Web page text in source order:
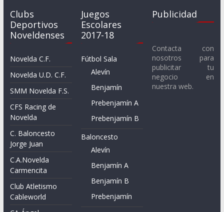
Clubs
Deportivos
Noveldenses
Novelda C.F.
Novelda U.D. C.F.
SMM Novelda F.S.
CFS Racing de
Novelda
C. Baloncesto
Jorge Juan
C.A.Novelda
Carmencita
Club Atletismo
Cableworld
Juegos
Escolares
2017-18
Fútbol Sala
Alevín
Benjamín
Prebenjamín A
Prebenjamín B
Baloncesto
Alevín
Benjamín A
Benjamín B
Prebenjamín
Publicidad
Contacta con
nosotros para
publicitar tu
negocio en
nuestra web.